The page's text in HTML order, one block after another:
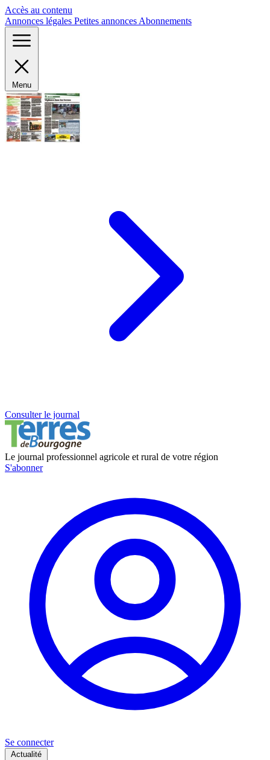
Accès au contenu
Annonces légales Petites annonces Abonnements
Menu
Consulter le journal
Le journal professionnel agricole et rural de votre région
S'abonner
Se connecter
Actualité
Panneau de gestion des cookies